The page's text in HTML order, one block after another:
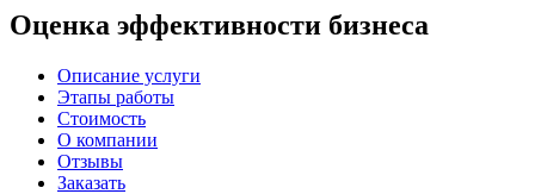
Оценка эффективности бизнеса
Описание услуги
Этапы работы
Стоимость
О компании
Отзывы
Заказать